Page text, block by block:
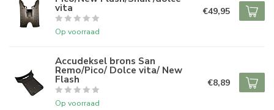
vita
Op voorraad
€49,95
Accudeksel brons San
Remo/Pico/ Dolce vita/ New
Flash
Op voorraad
€8,89